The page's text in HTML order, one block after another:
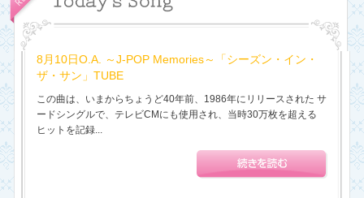
8月10日O.A. ～J-POP Memories～「シーズン・イン・
ザ・サン」TUBE
この曲は、いまからちょうど40年前、1986年にリリースされた サ
ードシングルで、テレビCMにも使用され、当時30万枚を超える
ヒットを記録...